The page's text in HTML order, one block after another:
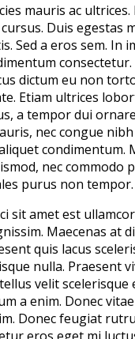
mauris ac ultrices.
Duis egestas
Sed a eros sem. In
dictum eu non
Etiam ultrices
a tempor dui
nec congue
condimentum.
nec commodo
purus non tempor.
sit amet est
Maecenas at
quis lacus
nulla. Praesent
velit scelerisque
a enim. Donec
Donec feugiat